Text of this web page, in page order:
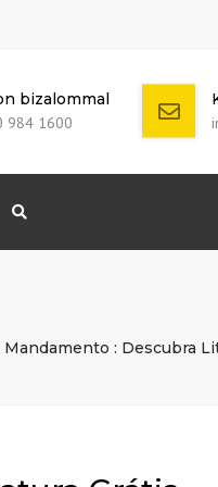
40 111
bizalommal
984 1600
: Descubra